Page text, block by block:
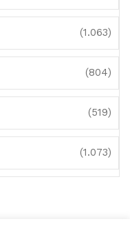
(1.063)
(804)
(519)
(1.073)